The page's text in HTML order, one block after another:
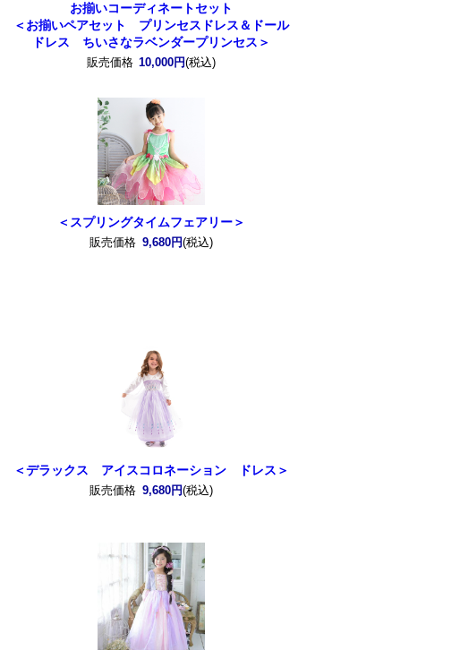
お揃いコーディネートセット
＜お揃いペアセット プリンセスドレス＆ドール
ドレス ちいさなラベンダープリンセス＞
販売価格 10,000円(税込)
＜スプリングタイムフェアリー＞
販売価格 9,680円(税込)
＜デラックス アイスコロネーション ドレス＞
販売価格 9,680円(税込)